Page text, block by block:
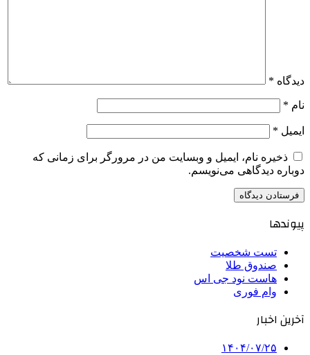
دیدگاه *
نام *
ایمیل *
ذخیره نام، ایمیل و وبسایت من در مرورگر برای زمانی که
دوباره دیدگاهی می‌نویسم.
پیوندها
تست شخصیت
صندوق طلا
هاست نود جی اس
وام فوری
آخرین اخبار
۱۴۰۴/۰۷/۲۵